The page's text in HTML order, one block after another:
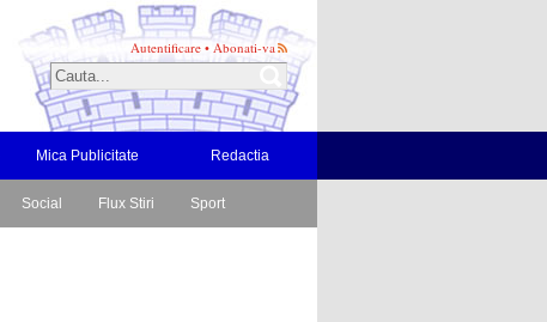
Autentificare • Abonati-va
Mica Publicitate Redactia
Social Flux Stiri Sport